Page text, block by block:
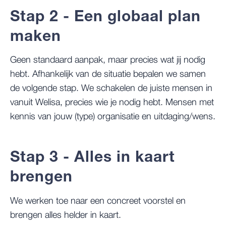
Stap 2 - Een globaal plan
maken
Geen standaard aanpak, maar precies wat jij nodig
hebt. Afhankelijk van de situatie bepalen we samen
de volgende stap. We schakelen de juiste mensen in
vanuit Welisa, precies wie je nodig hebt. Mensen met
kennis van jouw (type) organisatie en uitdaging/wens.
Stap 3 - Alles in kaart
brengen
We werken toe naar een concreet voorstel en
brengen alles helder in kaart.